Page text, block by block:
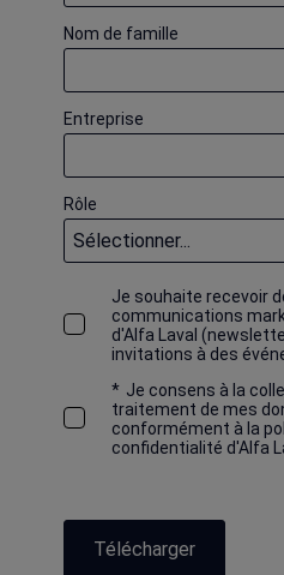
Nom de famille
Entreprise
Rôle
Je souhaite recevoir
communications
d'Alfa Laval
invitations à des
* Je consens à la
traitement de mes
conformément à la
confidentialité d'Alfa
Télécharger